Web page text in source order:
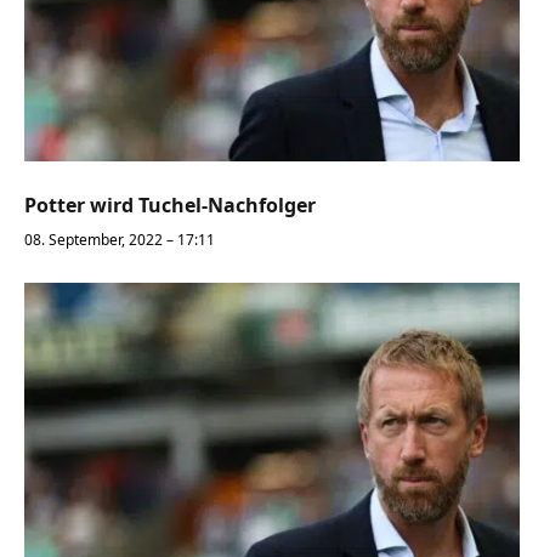
Potter wird Tuchel-Nachfolger
08. September, 2022 – 17:11